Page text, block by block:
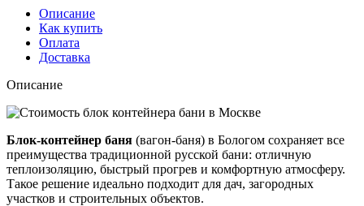
Описание
Как купить
Оплата
Доставка
Описание
Блок-контейнер баня (вагон-баня) в Бологом сохраняет все
преимущества традиционной русской бани: отличную
теплоизоляцию, быстрый прогрев и комфортную атмосферу.
Такое решение идеально подходит для дач, загородных
участков и строительных объектов.